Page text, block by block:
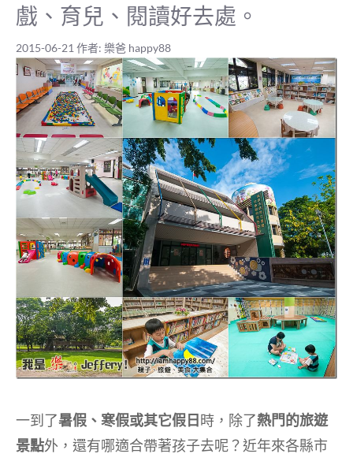
戲、育兒、閱讀好去處。
2015-06-21 作者: 樂爸 happy88
一到了暑假、寒假或其它假日 時，除了熱門的旅遊
景點外，還有哪適合帶著孩子去呢？近年來各縣市